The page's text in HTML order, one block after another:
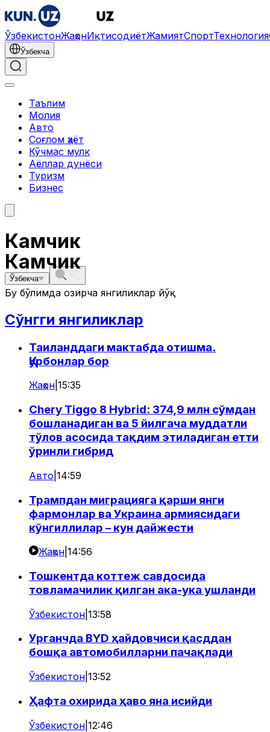
ЎзбекистонЖаҳонИқтисодиётЖамиятСпортТехнология
Ўзбекча
Таълим
Молия
Авто
Соғлом ҳаёт
Кўчмас мулк
Аёллар дунёси
Туризм
Бизнес
Камчик
Ўзбекча
Камчик
Бу бўлимда ҳозирча янгиликлар йўқ
Сўнгги янгиликлар
Таиланддаги мактабда отишма.
Қурбонлар бор
Жаҳон 15:35
Chery Tiggo 8 Hybrid: 374,9 млн сўмдан
бошланадиган ва 5 йилгача муддатли
тўлов асосида тақдим этиладиган етти
ўринли гибрид
Авто 14:59
Трампдан миграцияга қарши янги
фармонлар ва Украина армиясидаги
кўнгиллилар – кун дайжести
Жаҳон 14:56
Тошкентда коттеж савдосида
товламачилик қилган ака-ука ушланди
Ўзбекистон 13:58
Урганчда BYD ҳайдовчиси қасддан
бошқа автомобилларни пачақлади
Ўзбекистон 13:52
Ҳафта охирида ҳаво яна исийди
Ўзбекистон 12:46